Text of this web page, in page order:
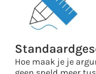
Hoe maak je je